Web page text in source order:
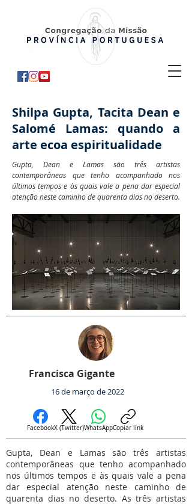
Shilpa Gupta, Tacita Dean e
Salomé Lamas: quando a
arte ecoa espiritualidade
Gupta, Dean e Lamas são três artistas
contemporâneas que tenho acompanhado nos
últimos tempos e às quais vale a pena dar especial
atenção neste caminho de quarenta dias no deserto.
Francisca Gigante
16 de março de 2022
FacebookX (Twitter)WhatsAppCopiar link
Gupta, Dean e Lamas são três artistas
contemporâneas que tenho acompanhado
nos últimos tempos e às quais vale a pena
dar especial atenção neste caminho de
quarenta dias no deserto. As três artistas